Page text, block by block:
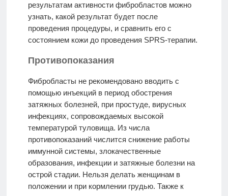
результатам активности фибробластов можно
узнать, какой результат будет после
проведения процедуры, и сравнить его с
состоянием кожи до проведения SPRS-терапии.
Противопоказания
Фибробласты не рекомендовано вводить с
помощью инъекций в период обострения
затяжных болезней, при простуде, вирусных
инфекциях, сопровождаемых высокой
температурой туловища. Из числа
противопоказаний числится снижение работы
иммунной системы, злокачественные
образования, инфекции и затяжные болезни на
острой стадии. Нельзя делать женщинам в
положении и при кормлении грудью. Также к